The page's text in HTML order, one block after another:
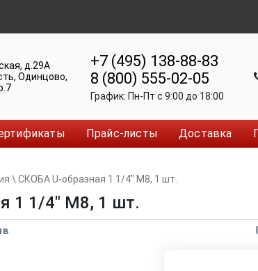
д.29А
Одинцово,
+7 (495) 138-88-83
8 (800) 555-02-05
График: Пн-Пт c 9:00 до 18:00
Прайс-листы Доставка
\ СКОБА U-образная 1 1/4" М8, 1 шт.
1 1/4" М8, 1 шт.